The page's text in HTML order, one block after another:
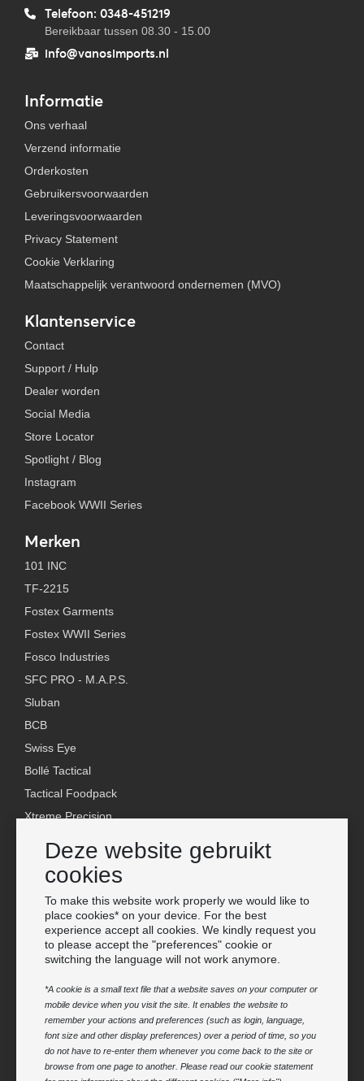
Deze website gebruikt
cookies
To make this website work properly we would like to
place cookies* on your device. For the best
experience accept all cookies. We kindly request you
to please accept the "preferences" cookie or
switching the language will not work anymore.
*A cookie is a small text file that a website saves on your computer or
mobile device when you visit the site. It enables the website to
remember your actions and preferences (such as login, language,
font size and other display preferences) over a period of time, so you
do not have to re-enter them whenever you come back to the site or
browse from one page to another. Please read our cookie statement
Telefoon: 0348-451219
Bereikbaar tussen 08.30 - 15.00
info@vanosimports.nl
Informatie
Ons verhaal
Verzend informatie
Orderkosten
Gebruikersvoorwaarden
Leveringsvoorwaarden
Privacy Statement
Cookie Verklaring
Maatschappelijk verantwoord ondernemen (MVO)
Klantenservice
Contact
Support / Hulp
Dealer worden
Social Media
Store Locator
Spotlight / Blog
Instagram
Facebook WWII Series
Merken
101 INC
TF-2215
Fostex Garments
Fostex WWII Series
Fosco Industries
SFC PRO - M.A.P.S.
Sluban
BCB
Swiss Eye
Bollé Tactical
Tactical Foodpack
Xtreme Precision
Contact
Groothandel Van Os Imports B.V.
E-mail: info@vanosimports.nl
Telefoon: 0348-451219
WhatsApp ons!
Vind onze dealers
Nieuwsbrief
Aanmelden voor de nieuwsbrief